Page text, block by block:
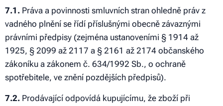
7.1. Práva a povinnosti smluvních stran ohledně práv z
vadného plnění se řídí příslušnými obecně závaznými
právními předpisy (zejména ustanoveními § 1914 až
1925, § 2099 až 2117 a § 2161 až 2174 občanského
zákoníku a zákonem č. 634/1992 Sb., o ochraně
spotřebitele, ve znění pozdějších předpisů).
7.2. Prodávající odpovídá kupujícímu, že zboží při